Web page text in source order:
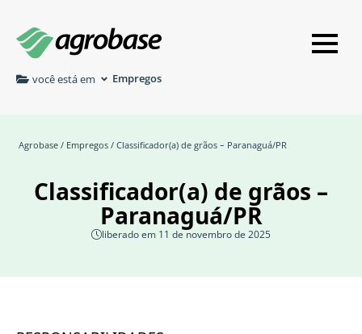
você está em Empregos
Agrobase / Empregos / Classificador(a) de grãos – Paranaguá/PR
Classificador(a) de grãos –
Paranaguá/PR
liberado em 11 de novembro de 2025